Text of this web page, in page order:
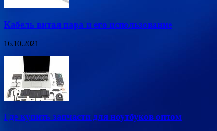
Кабель витая пара и его использование
16.10.2021
Где купить запчасти для ноутбуков оптом